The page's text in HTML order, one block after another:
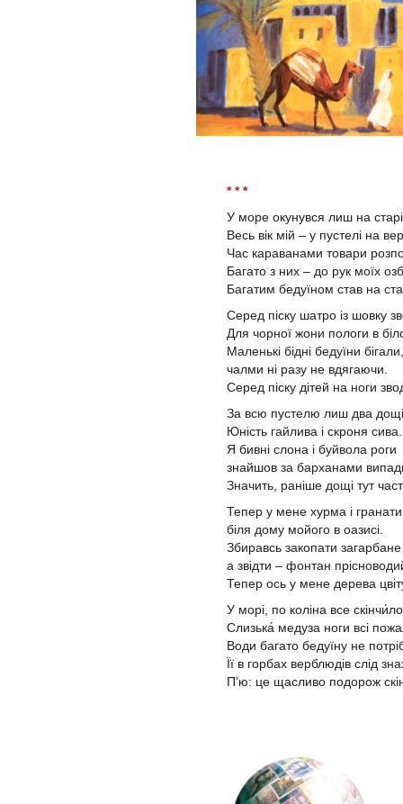
* * *
У море окунувся лиш на
Весь вік мій – у пустелі на
Час караванами товари
Багато з них – до рук моїх
Багатим бедуїном став на
Серед піску шатро із шовку
Для чорної жони пологи в
Маленькі бідні бедуїни бігали,
чалми ні разу не вдягаючи.
Серед піску дітей на ноги
За всю пустелю лиш два
Юність гайлива і скроня сива.
Я бивні слона і буйвола роги
знайшов за барханами
Значить, раніше дощі тут
Тепер у мене хурма і гранати
біля дому мойого в оазисі.
Збиравсь закопати
а звідти – фонтан
Тепер ось у мене дерева
У морі, по коліна все
Слизька́ медуза ноги всі
Води багато бедуїну не
Її в горбах верблюдів слід
П’ю: це щасливо подорож